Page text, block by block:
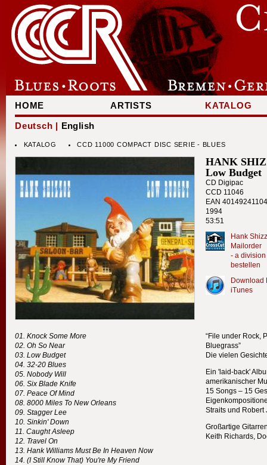
HOME ARTISTS
KATALOG
Deutsch | English
KATALOG CCD 11000 COMPACT DISC SERIE - BLUES
HANK
Low Budget
CD Digipac
CCD 11046
EAN
1994
53:51
Hank
Mailorder
- a
bestellen
Download
iTunes
Knock Some More
Oh So Near
Low Budget
32-20 Blues
Nobody Will
Six Blade Knife
Peace Of Mind
8000 Miles To New Orleans
Stagger Lee
Sinkin' Down
Caught Asleep
Travel On
Hank Williams Must Be In Heaven Now
(I Still Know That) You're My Friend
“File under Rock,
Bluegrass”
Die vielen
Ein 'laid-back'
amerikanischer
15 Songs – 15
Straits und Robert
Großartige
Keith Richards,